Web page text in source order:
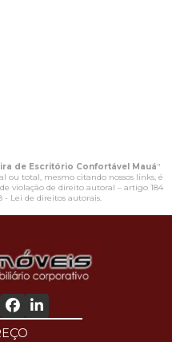
de Escritório Confortável Mauá"
ou total, mesmo citando nossos links, é
violação de direito autoral – artigo 184
- Lei de direitos autorais.